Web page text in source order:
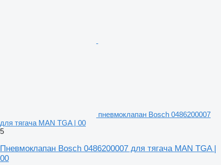
пневмоклапан Bosch 0486200007
для тягача MAN TGA | 00
5
Пневмоклапан Bosch 0486200007 для тягача MAN TGA |
00